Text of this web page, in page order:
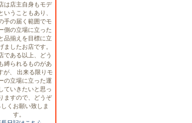
は店主自身もモデ
いうこともあり、
手の届く範囲でモ
側の立場に立った
品揃えを目標に立
ましたお店です。
である以上、どう
縛られるものがあ
が、 出来る限りモ
の立場に立った運
ていきたいと思っ
ますので、どうぞ
くお願い致しま
す。